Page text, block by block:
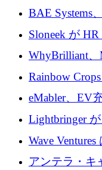
オを拡大する
ルを調達
BAE Systems
アップの規模
ユーロの支援
Sloneek が
トに変えるた
WhyBrilliant
人マッチング
Rainbow
アリングを拡
eMabler、EV
ユーロを確保
Lightbringer
拡大するため
Wave
者補助金で
アンテラ・キ